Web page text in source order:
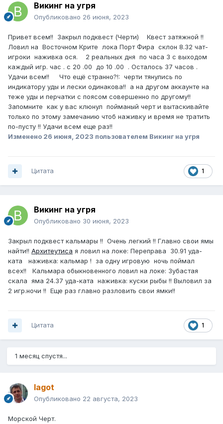
Викинг на угря
Опубликовано 26 июня, 2023
Привет всем!! Закрыл подквест (Черти) Квест затяжной !!
Ловил на Восточном Крите лока Порт Фира склон 8.32 чат-
игроки наживка ося. 2 реальных дня по часа 3 с выходом
каждый игр. час . с 20 .00 до 10 .00 . Осталось 37 часов .
Удачи всем!! Что ещё странно?!: черти тянулись по
индикатору уды и лески одинакова!! а на другом аккаунте на
теже уды и перчатки с поясом совершенно по другому!!
Запомните как у вас клюнул пойманый черт и вытаскивайте
только по этому замечанию чтоб наживку и время не тратить
по-пусту !! Удачи всем еще раз!!
Изменено 26 июня, 2023 пользователем Викинг на угря
1
Цитата
Викинг на угря
Опубликовано 30 июня, 2023
Закрыл подквест кальмары !! Очень легкий !! Главно свои ямы
найти!! Архитеутиса я ловил на локе: Переправа 30.91 уда-
ката наживка: кальмар ! за одну игровую ночь поймал
всех!! Кальмара обыкновенного ловил на локе: Зубастая
скала яма 24.37 уда-ката наживка: куски рыбы !! Выловил за
2 игр.ночи !! Еще раз главно разловить свои ямки!!
1
Цитата
1 месяц спустя...
lagot
Опубликовано 22 августа, 2023
Морской Черт.